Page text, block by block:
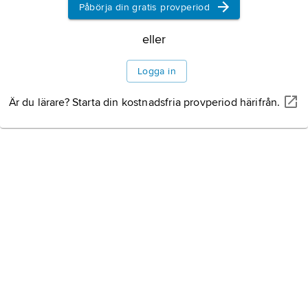
Information om artikeln
Påbörja din gratis provperiod
eller
Logga in
Är du lärare? Starta din kostnadsfria provperiod härifrån.